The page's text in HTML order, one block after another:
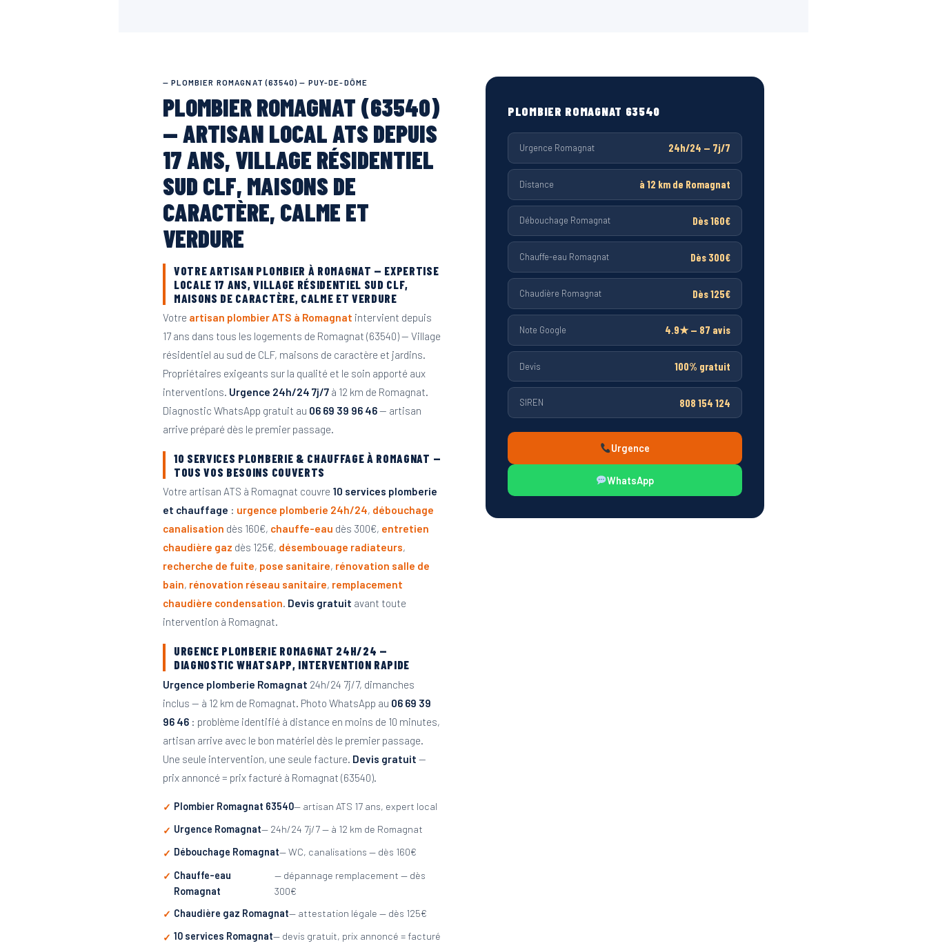
— PLOMBIER ROMAGNAT (63540) — PUY-DE-DÔME
PLOMBIER ROMAGNAT (63540)
— ARTISAN LOCAL ATS DEPUIS
17 ANS, VILLAGE RÉSIDENTIEL
SUD CLF, MAISONS DE
CARACTÈRE, CALME ET
VERDURE
VOTRE ARTISAN PLOMBIER À ROMAGNAT — EXPERTISE
LOCALE 17 ANS, VILLAGE RÉSIDENTIEL SUD CLF,
MAISONS DE CARACTÈRE, CALME ET VERDURE
Votre artisan plombier ATS à Romagnat intervient depuis
17 ans dans tous les logements de Romagnat (63540) — Village
résidentiel au sud de CLF, maisons de caractère et jardins.
Propriétaires exigeants sur la qualité et le soin apporté aux
interventions. Urgence 24h/24 7j/7 à 12 km de Romagnat.
Diagnostic WhatsApp gratuit au 06 69 39 96 46— artisan
arrive préparé dès le premier passage.
10 SERVICES PLOMBERIE & CHAUFFAGE À ROMAGNAT —
TOUS VOS BESOINS COUVERTS
Votre artisan ATS à Romagnat couvre 10 services plomberie
et chauffage : urgence plomberie 24h/24, débouchage
canalisation dès 160€, chauffe-eau dès 300€, entretien
chaudière gaz dès 125€, désembouage radiateurs,
recherche de fuite, pose sanitaire, rénovation salle de
bain, rénovation réseau sanitaire, remplacement
chaudière condensation. Devis gratuit avant toute
intervention à Romagnat.
URGENCE PLOMBERIE ROMAGNAT 24H/24 —
DIAGNOSTIC WHATSAPP, INTERVENTION RAPIDE
Urgence plomberie Romagnat 24h/24 7j/7, dimanches
inclus — à 12 km de Romagnat. Photo WhatsApp au 06 69 39
96 46 : problème identifié à distance en moins de 10 minutes,
artisan arrive avec le bon matériel dès le premier passage.
Une seule intervention, une seule facture. Devis gratuit —
prix annoncé = prix facturé à Romagnat (63540).
Plombier Romagnat 63540— artisan ATS 17 ans, expert local
Urgence Romagnat— 24h/24 7j/7 — à 12 km de Romagnat
Débouchage Romagnat— WC, canalisations — dès 160€
Chauffe-eau
Romagnat
— dépannage remplacement — dès
300€
Chaudière gaz Romagnat— attestation légale — dès 125€
10 services Romagnat— devis gratuit, prix annoncé = facturé
PLOMBIER ROMAGNAT 63540
Urgence Romagnat 24h/24 — 7j/7
Distance à 12 km de Romagnat
Débouchage Romagnat Dès 160€
Chauffe-eau Romagnat Dès 300€
Chaudière Romagnat Dès 125€
Note Google 4.9★ — 87 avis
Devis 100% gratuit
SIREN 808 154 124
Urgence
WhatsApp